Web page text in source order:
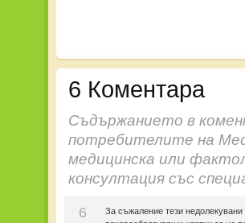
6 Коментара
Съдържанието в
потребителите на
медицинска или
консултация със
6
За съжаление тези недолекувани